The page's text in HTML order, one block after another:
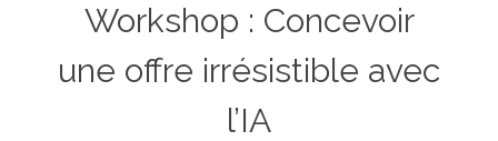
Workshop : Concevoir
une offre irrésistible avec
l’IA